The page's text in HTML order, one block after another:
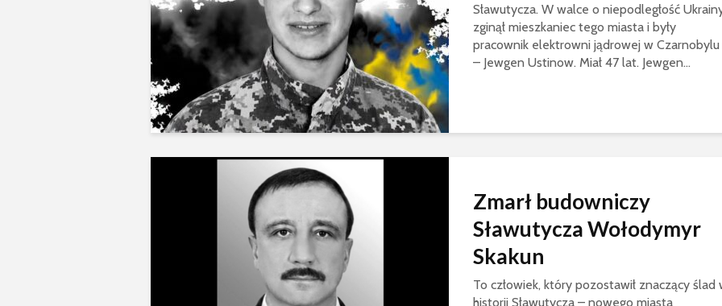
Sławutycza. W walce o niepodległość
zginął mieszkaniec tego miasta i były
pracownik elektrowni jądrowej w Czarnobylu
– Jewgen Ustinow. Miał 47 lat. Jewgen...
Zmarł budowniczy
Sławutycza Wołodymyr
Skakun
To człowiek, który pozostawił znaczący ślad
historii Sławutycza – nowego miasta